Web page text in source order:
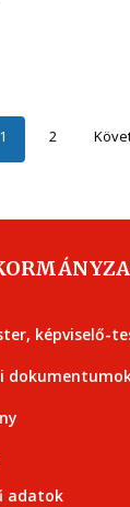
1 2
képviselő-
adatok